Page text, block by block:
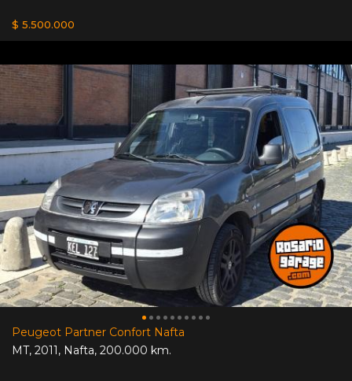
$ 5.500.000
Peugeot Partner Confort Nafta
MT, 2011, Nafta, 200.000 km.